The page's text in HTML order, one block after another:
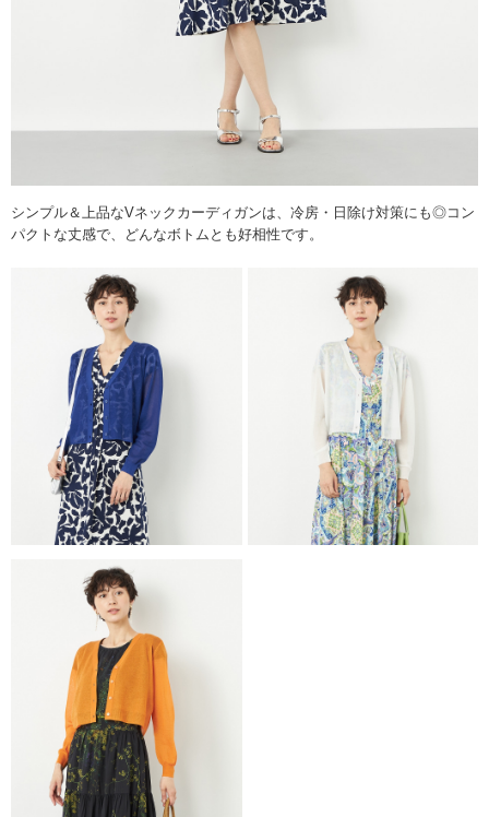
シンプル＆上品なVネックカーディガンは、冷房・日除け対策にも◎コン
パクトな丈感で、どんなボトムとも好相性です。